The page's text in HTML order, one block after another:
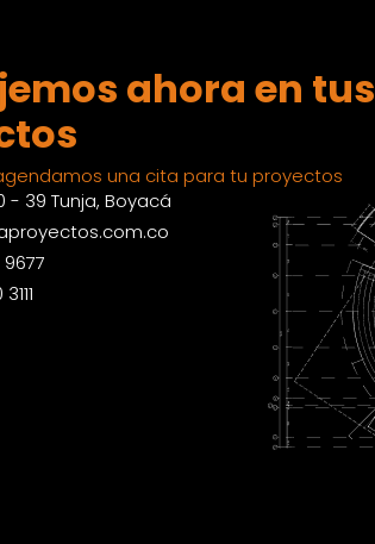
ahora en tus
una cita para tu proyectos
- 39 Tunja, Boyacá
9677